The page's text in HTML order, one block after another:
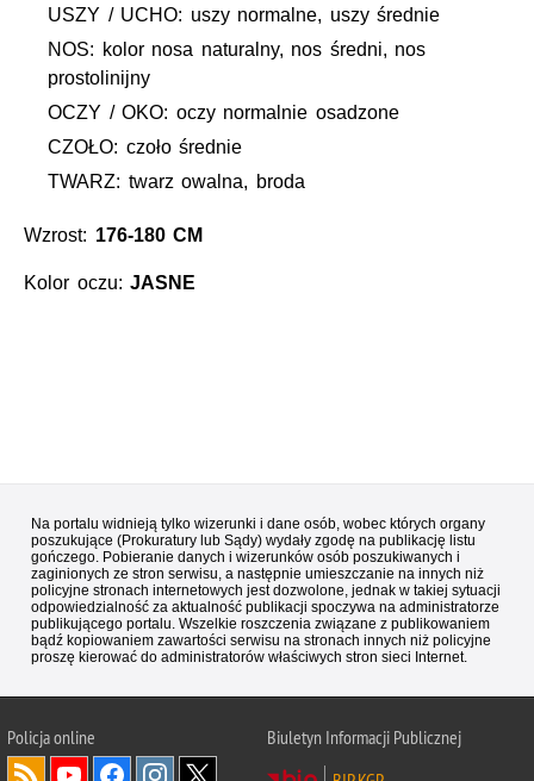
USZY / UCHO: uszy normalne, uszy średnie
NOS: kolor nosa naturalny, nos średni, nos
prostolinijny
OCZY / OKO: oczy normalnie osadzone
CZOŁO: czoło średnie
TWARZ: twarz owalna, broda
Wzrost: 176-180 CM
Kolor oczu:JASNE
Na portalu widnieją tylko wizerunki i dane osób, wobec których organy
poszukujące (Prokuratury lub Sądy) wydały zgodę na publikację listu
gończego. Pobieranie danych i wizerunków osób poszukiwanych i
zaginionych ze stron serwisu, a następnie umieszczanie na innych niż
policyjne stronach internetowych jest dozwolone, jednak w takiej sytuacji
odpowiedzialność za aktualność publikacji spoczywa na administratorze
publikującego portalu. Wszelkie roszczenia związane z publikowaniem
bądź kopiowaniem zawartości serwisu na stronach innych niż policyjne
proszę kierować do administratorów właściwych stron sieci Internet.
Policjaonline
Biuletyn Informacji Publicznej